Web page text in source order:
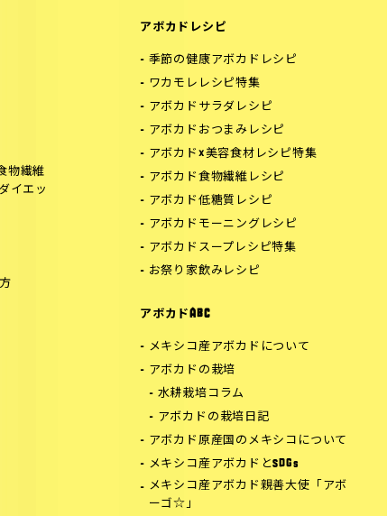
物繊維
イエッ
アボカドレシピ
季節の健康アボカドレシピ
ワカモレレシピ特集
アボカドサラダレシピ
アボカドおつまみレシピ
アボカド×美容食材レシピ特集
アボカド食物繊維レシピ
アボカド低糖質レシピ
アボカドモーニングレシピ
アボカドスープレシピ特集
お祭り家飲みレシピ
アボカドABC
メキシコ産アボカドについて
アボカドの栽培
水耕栽培コラム
アボカドの栽培日記
アボカド原産国のメキシコについて
メキシコ産アボカドとSDGs
メキシコ産アボカド親善大使「アボ
ーゴ☆」